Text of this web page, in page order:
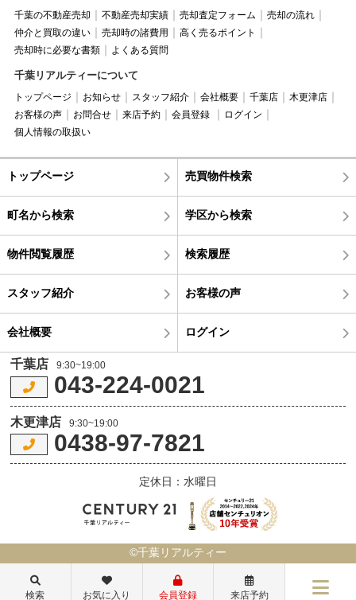
千葉の不動産売却 不動産売却実績 売却査定フォーム
売却の流れ
仲介と買取の違い
売却時の諸費用
高く売るポイント
売却時に必要な書類
よくある質問
千葉リアルティーについて
トップページ お知らせ スタッフ紹介 会社概要 千葉店
木更津店
お客様の声
お問合せ 来店予約 会員登録
ログイン
個人情報の取扱い
トップページ 売買物件検索
町名から検索 学区から検索
物件閲覧履歴 検索履歴
スタッフ紹介 お客様の声
会社概要 ログイン
千葉店 9:30~19:00
043-224-0021
木更津店 9:30~19:00
0438-97-7821
定休日：水曜日
©千葉リアルティー
検索 お気に入り 会員登録 来店予約